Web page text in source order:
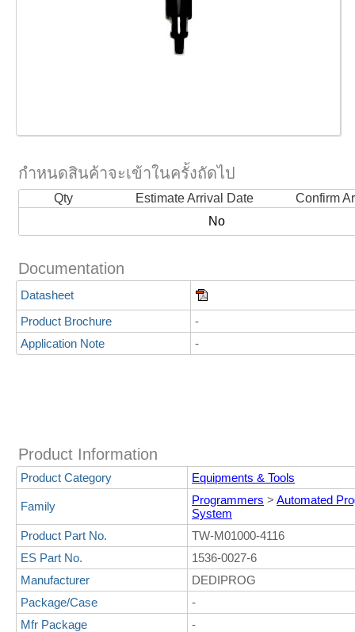
กำหนดสินค้าจะเข้าในครั้งถัดไป
Qty Estimate Arrival Date
Confirm
No
Documentation
Datasheet
Product Brochure
-
Application Note
-
Product Information
Product Category Equipments & Tools
Family Programmers > Automated
System
Product Part No.
TW-M01000-4116
ES Part No.
1536-0027-6
Manufacturer
DEDIPROG
Package/Case
-
Mfr Package
-